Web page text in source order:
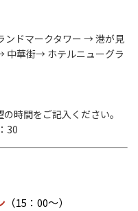
ンドマークタワー → 港が見
華街→ ホテルニューグラ
時間をご記入ください。
30
（15：00～）